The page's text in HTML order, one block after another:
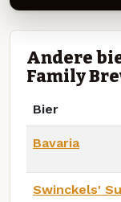
Andere
Family
Bier
Bavaria
Swinckels'